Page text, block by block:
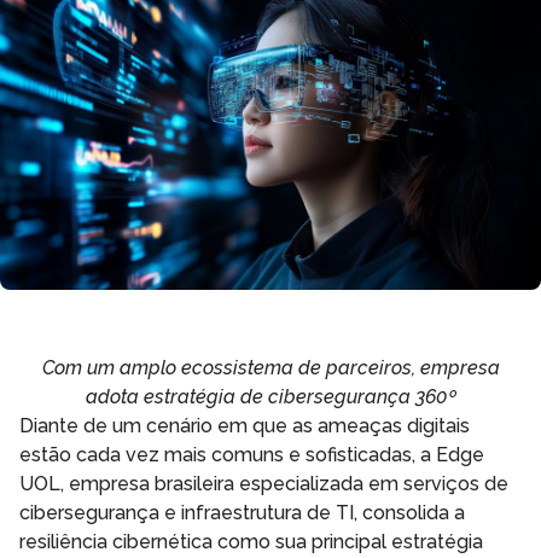
Com um amplo ecossistema de parceiros, empresa
adota estratégia de cibersegurança 360º
Diante de um cenário em que as ameaças digitais
estão cada vez mais comuns e sofisticadas, a Edge
UOL, empresa brasileira especializada em serviços de
cibersegurança e infraestrutura de TI, consolida a
resiliência cibernética como sua principal estratégia